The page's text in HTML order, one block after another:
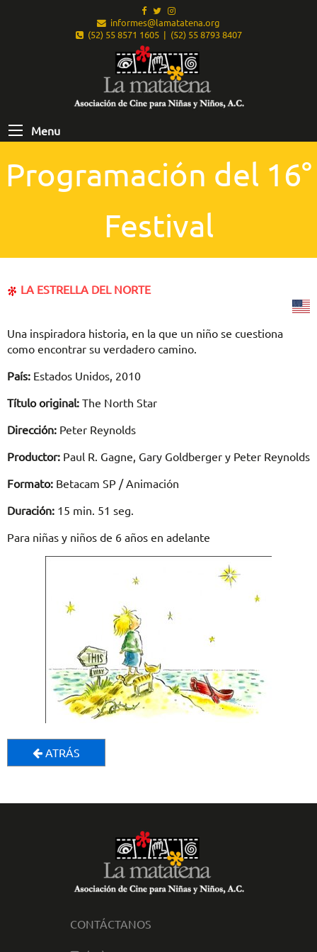
informes@lamatatena.org
(52) 55 8571 1605 | (52) 55 8793 8407
Menu
Programación del 16°
Festival
LA ESTRELLA DEL NORTE
Una inspiradora historia, en la que un niño se cuestiona
como encontrar su verdadero camino.
País: Estados Unidos, 2010
Título original: The North Star
Dirección: Peter Reynolds
Productor: Paul R. Gagne, Gary Goldberger y Peter Reynolds
Formato: Betacam SP / Animación
Duración: 15 min. 51 seg.
Para niñas y niños de 6 años en adelante
ATRÁS
CONTÁCTANOS